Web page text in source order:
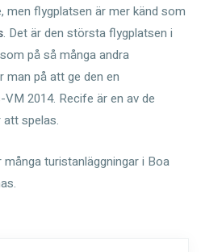
men flygplatsen är mer känd som
. Det är den största flygplatsen i
på så många andra
man på att ge den en
2014. Recife är en av de
spelas.
turistanläggningar i Boa